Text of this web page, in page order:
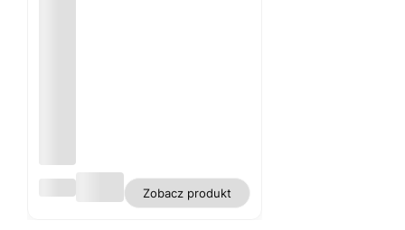
Zobacz produkt